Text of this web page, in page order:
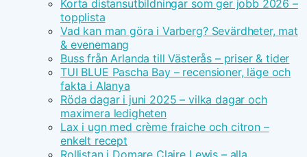
Korta distansutbildningar som ger jobb 2026 –
topplista
Vad kan man göra i Varberg? Sevärdheter, mat
& evenemang
Buss från Arlanda till Västerås – priser & tider
TUI BLUE Pascha Bay – recensioner, läge och
fakta i Alanya
Röda dagar i juni 2025 – vilka dagar och
maximera ledigheten
Lax i ugn med crème fraiche och citron –
enkelt recept
Rollistan i Domare Claire Lewis – alla